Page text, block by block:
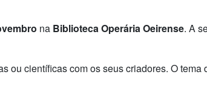
na Biblioteca Operária Oeirense. A
ou científicas com os seus criadores. O tema